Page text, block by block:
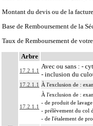
Montant du devis ou de la
Base de Remboursement de la
Taux de Remboursement de
Arbre
17.2.1.1
Avec ou sans : -
- inclusion du
17.2.1.1 À l'exclusion de :
17.2.1.1
À l'exclusion de :
- de produit de
- prélèvement du col
- de l'étalement de